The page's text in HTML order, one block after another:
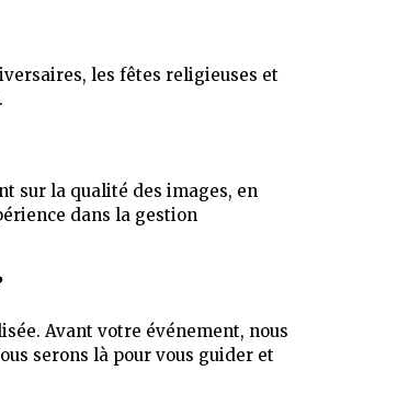
les fêtes religieuses et
sur la qualité des images, en
dans la gestion
Avant votre événement, nous
serons là pour vous guider et